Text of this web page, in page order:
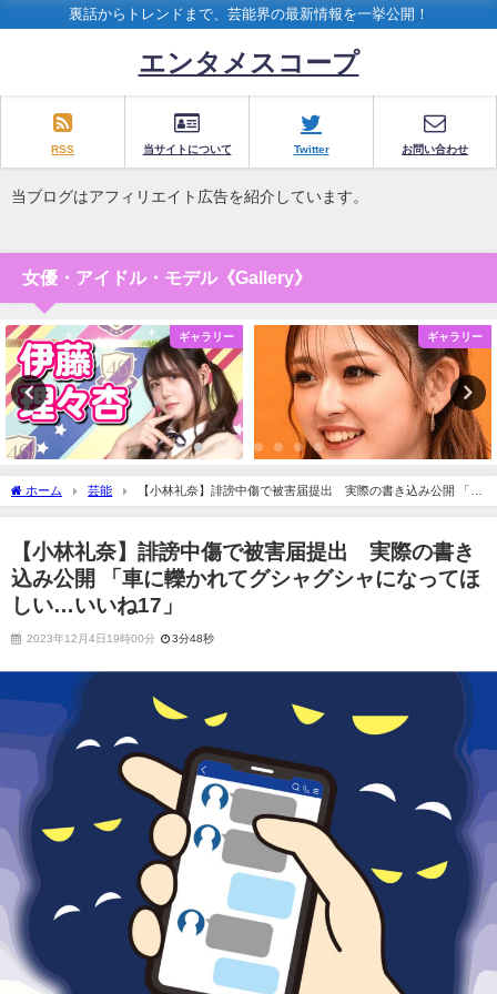
裏話からトレンドまで、芸能界の最新情報を一挙公開！
エンタメスコープ
RSS 当サイトについて Twitter お問い合わせ
当ブログはアフィリエイト広告を紹介しています。
女優・アイドル・モデル《Gallery》
ギャラリー ギャラリー
ホーム 芸能
【小林礼奈】誹謗中傷で被害届提出 実際の書き込み公開 「車
に轢かれてグシャグシャになってほしい…いいね17」
【小林礼奈】誹謗中傷で被害届提出 実際の書き
込み公開 「車に轢かれてグシャグシャになってほ
しい…いいね17」
2023年12月4日19時00分 3分48秒